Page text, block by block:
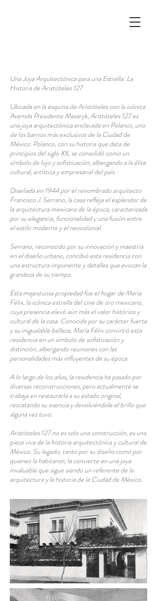
Una Joya Arquitectónica para una Estrella: La
Historia de Aristóteles 127
Ubicada en la esquina de Aristóteles con la icónica
Avenida Presidente Masaryk, Aristóteles 127 es
una joya arquitectónica enclavada en Polanco, uno
de los barrios más exclusivos de la Ciudad de
México. Polanco, con su historia que data de
principios del siglo XX, se consolidó como un
símbolo de lujo y sofisticación, albergando a la élite
cultural, artística y empresarial del país.
Diseñada en 1944 por el renombrado arquitecto
Francisco J. Serrano, la casa refleja el esplendor de
la arquitectura mexicana de la época, caracterizada
por su elegancia, funcionalidad y una fusión entre
el estilo moderno y el neocolonial.
Serrano, reconocido por su innovación y maestría
en el diseño urbano, concibió esta residencia con
una estructura imponente y detalles que evocan la
grandeza de su tiempo.
Esta majestuosa propiedad fue el hogar de María
Félix, la icónica estrella del cine de oro mexicano,
cuya presencia elevó aún más el valor histórico y
cultural de la casa. Conocida por su carácter fuerte
y su inigualable belleza, María Félix convirtió esta
residencia en un símbolo de sofisticación y
distinción, albergando reuniones con las
personalidades más influyentes de su época.
A lo largo de los años, la residencia ha pasado por
diversas reconstrucciones, pero actualmente se
trabaja en restaurarla a su estado original,
rescatando su esencia y devolviéndole el brillo que
alguna vez tuvo.
Aristóteles 127 no es solo una construcción, es una
pieza viva de la historia arquitectónica y cultural de
México. Su legado, tanto por su diseño como por
quienes la habitaron, la convierte en una joya
invaluable que sigue siendo un referente de la
arquitectura y la historia de la Ciudad de México.